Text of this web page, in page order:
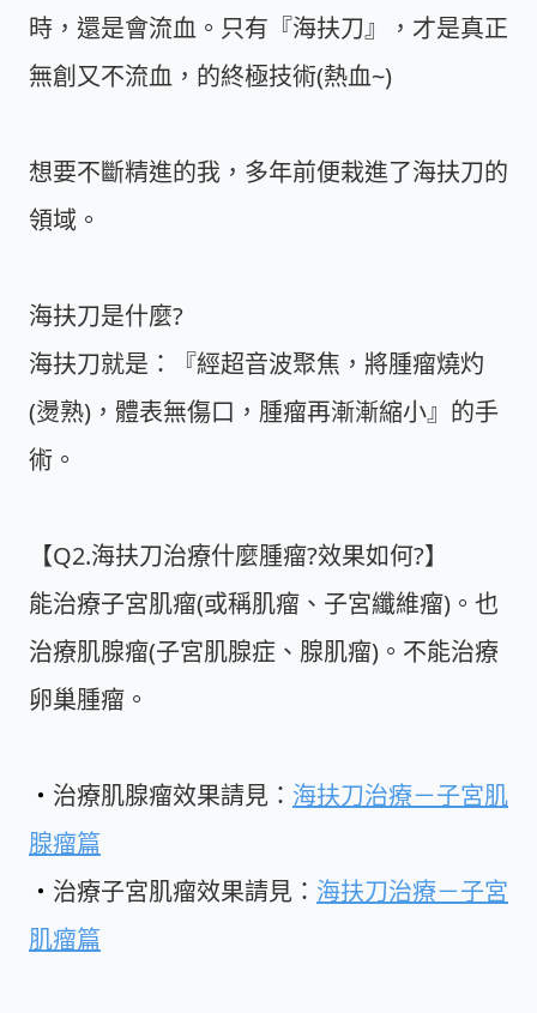
時，還是會流血。只有『海扶刀』，才是真正
無創又不流血，的終極技術(熱血~)
想要不斷精進的我，多年前便栽進了海扶刀的
領域。
海扶刀是什麼?
海扶刀就是：『經超音波聚焦，將腫瘤燒灼
(燙熟)，體表無傷口，腫瘤再漸漸縮小』的手
術。
【Q2.海扶刀治療什麼腫瘤?效果如何?】
能治療子宮肌瘤(或稱肌瘤、子宮纖維瘤)。也
治療肌腺瘤(子宮肌腺症、腺肌瘤)。不能治療
卵巢腫瘤。
・ 治療肌腺瘤效果請見： 海扶刀治療－子宮肌
腺瘤篇
・ 治療子宮肌瘤效果請見： 海扶刀治療－子宮
肌瘤篇